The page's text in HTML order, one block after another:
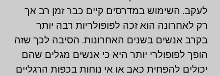
לעקב. השימוש במדרסים קיים כבר זמן רב אך
רק לאחרונה הוא זכה לפופולריות רבה יותר
בקרב אנשים בשנים האחרונות. הסיבה לכך שזה
הופך לפופולרי יותר היא כי אנשים מגלים שהם
יכולים להפחית כאב או אי נוחות בכפות הרגליים